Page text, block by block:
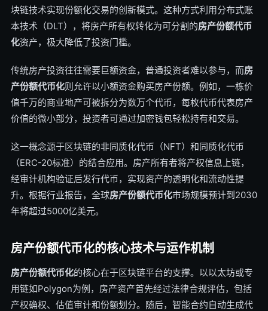
块链技术实现份额化交易的创新模式。这种方式利用分布式账
本技术（DLT），将房产所有权转化为可分割的房产份额代币
化资产，极大降低了投资门槛。
传统房产投资往往需要巨额资金，普通投资者难以参与，而房
产份额代币化则允许以小额资金购买房产份额。例如，一栋价
值千万的商业地产可被拆分为数万个代币，每枚代币代表房产
价值的微小部分，投资者可通过加密钱包轻松持有和交易。
这一概念源于区块链的非同质化代币（NFT）和同质化代币
（ERC-20标准）的结合应用。房产所有者将产权信息上链，
经审计机构验证后发行代币，实现资产的透明化和流动性提
升。根据行业报告，全球房产份额代币化市场规模预计到2030
年将超过5000亿美元。
房产份额代币化的核心技术与运作机制
房产份额代币化的核心在于区块链平台的支撑。以以太坊或专
用链如Polygon为例，房产资产首先经过法律合规评估，包括
产权确权、估值审计和份额划分。随后，智能合约自动生成代